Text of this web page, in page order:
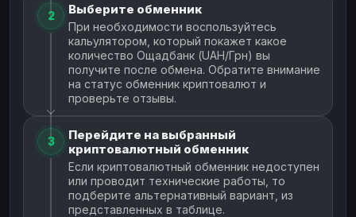
2 Выберите обменник
При необходимости воспользуйтесь
кальулятором, который покажет какое
количество Ощадбанк (UAH/Грн) вы
получите после обмена. Обратите внимание
на статус обменник криптовалют и
проверьте отзывы.
3
Перейдите на выбранный
криптовалютный обменник
Если криптовалютный обменник недоступен
или проводит технические работы, то
подберите альтернативный вариант, из
представленных в таблице.